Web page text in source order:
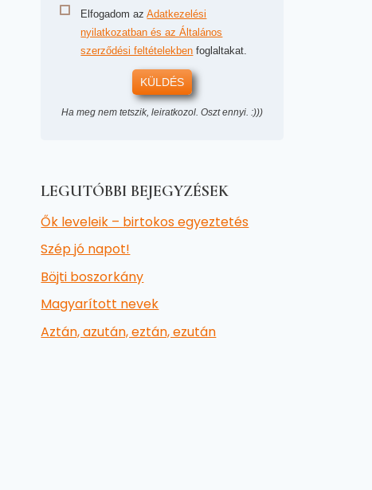
Elfogadom azAdatkezelési
nyilatkozatban és az Általános
szerződési feltételekben foglaltakat.
KÜLDÉS
Ha meg nem tetszik, leiratkozol. Oszt ennyi. :)))
LEGUTÓBBI BEJEGYZÉSEK
Ők leveleik – birtokos egyeztetés
Szép jó napot!
Böjti boszorkány
Magyarított nevek
Aztán, azután, eztán, ezután